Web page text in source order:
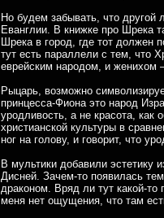
Но будем забывать, что другой
Еванглии. В книжке про Шрека
Шрека в город, где тот должен
тут есть параллели с тем, что
еврейским народом, и женихом
Рыцарь, возможно
принцесса-Фиона это народ
уродливость, а не красота,
христианской культуры в
ног на голову, и говорит, что
В мультики добавили эстетику
Дисней. Зачем-то появилась
драконом. Вряд ли тут какой-
меня нет ощущения, что там